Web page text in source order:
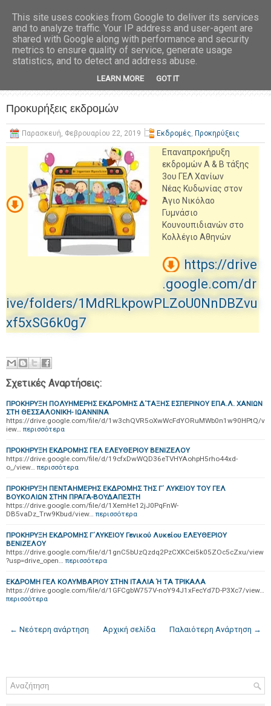
Προκυρήξεις εκδρομών
Παρασκευή, Φεβρουαρίου 22, 2019 Εκδρομές, Προκηρύξεις
Επαναπροκήρυξη
εκδρομών Α & Β τάξης
3ου ΓΕΛ Χανίων
Νέας Κυδωνίας στον
Άγιο Νικόλαο
Γυμνάσιο
Κουνουπιδιανών στο
Κολλέγιο Αθηνών
https://drive
.google.com/dr
ive/folders/1MdRLkpowPLZoU0NnDBZvu
xf5xSG6k0g7
Σχετικές Αναρτήσεις:
ΠΡΟΚΗΡΥΞΗ ΠΟΛΥΗΜΕΡΗΣ ΕΚΔΡΟΜΗΣ Δ΄ΤΑΞΗΣ ΕΣΠΕΡΙΝΟΥ ΕΠΑ.Λ. ΧΑΝΙΩΝ
ΣΤΗ ΘΕΣΣΑΛΟΝΙΚΗ- ΙΩΑΝΝΙΝΑ
https://drive.google.com/file/d/1w3chQVR5oXwWcFdYORuMWb0n1w90HPtQ/v
iew… περισσότερα
ΠΡΟΚΗΡΥΞΗ ΕΚΔΡΟΜΗΣ ΓΕΛ ΕΛΕΥΘΕΡΙΟΥ ΒΕΝΙΖΕΛΟΥ
https://drive.google.com/file/d/19cfxDwWQD36eTVHYAohpH5rho44xd-
o_/view… περισσότερα
ΠΡΟΚΗΡΥΞΗ ΠΕΝΤΑΗΜΕΡΗΣ ΕΚΔΡΟΜΗΣ ΤΗΣ Γ΄ ΛΥΚΕΙΟΥ ΤΟΥ ΓΕΛ
ΒΟΥΚΟΛΙΩΝ ΣΤΗΝ ΠΡΑΓΑ-ΒΟΥΔΑΠΕΣΤΗ
https://drive.google.com/file/d/1XemHe12jJ0PqFnW-
DB5vaDz_Trw9Kbud/view… περισσότερα
ΠΡΟΚΗΡΥΞΗ ΕΚΔΡΟΜΗΣ Γ΄ΛΥΚΕΙΟΥ Γενικού Λυκείου ΕΛΕΥΘΕΡΙΟΥ
ΒΕΝΙΖΕΛΟΥ
https://drive.google.com/file/d/1gnC5bUzQzdq2PzCXKCei5k05ZOc5cZxu/view
?usp=drive_open… περισσότερα
ΕΚΔΡΟΜΗ ΓΕΛ ΚΟΛΥΜΒΑΡΙΟΥ ΣΤΗΝ ΙΤΑΛΙΑ Ή ΤΑ ΤΡΙΚΑΛΑ
https://drive.google.com/file/d/1GFCgbW757V-noY94J1xFecYd7D-P3Xc7/view…
περισσότερα
← Νεότερη ανάρτηση Παλαιότερη Ανάρτηση →
Αρχική σελίδα
This site uses cookies from Google to deliver its services
and to analyze traffic. Your IP address and user-agent are
shared with Google along with performance and security
metrics to ensure quality of service, generate usage
statistics, and to detect and address abuse.
LEARN MORE GOT IT